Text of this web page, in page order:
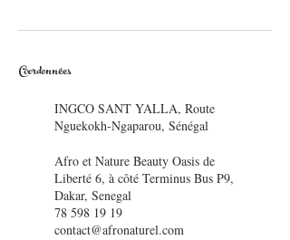
Coordonnées
INGCO SANT YALLA, Route
Nguekokh-Ngaparou, Sénégal
Afro et Nature Beauty Oasis de
Liberté 6, à côté Terminus Bus P9,
Dakar, Senegal
78 598 19 19
contact@afronaturel.com